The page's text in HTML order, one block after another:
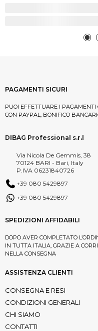
PAGAMENTI SICURI
PUOI EFFETTUARE I
CON PAYPAL, BONIFICO
DIBAG Professional s.r.l
Via Nicola De Gemmis, 38
70124 BARI - Bari, Italy
P.IVA 06231840726
+39 080 5429897
+39 080 5429897
SPEDIZIONI AFFIDABILI
DOPO AVER COMPLETATO
IN TUTTA ITALIA, GRAZIE A
NELLA CONSEGNA
ASSISTENZA CLIENTI
CONSEGNA E RESI
CONDIZIONI GENERALI
CHI SIAMO
CONTATTI